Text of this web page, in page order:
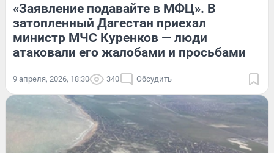
«Заявление подавайте в МФЦ». В
затопленный Дагестан приехал
министр МЧС Куренков — люди
атаковали его жалобами и просьбами
9 апреля, 2026, 18:30 340 Обсудить